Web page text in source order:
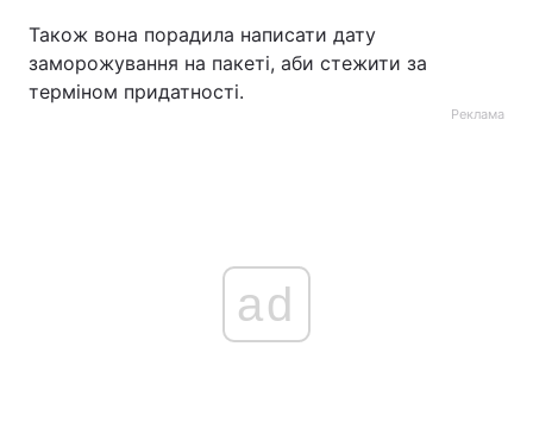
Також вона порадила написати дату
заморожування на пакеті, аби стежити за
терміном придатності.
Реклама
ad